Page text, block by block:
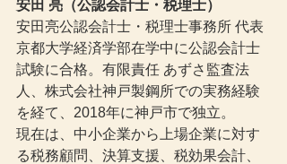
安田 亮（公認会計士・税理士）
安田亮公認会計士・税理士事務所 代表
京都大学経済学部在学中に公認会計士
試験に合格。有限責任 あずさ監査法
人、株式会社神戸製鋼所での実務経験
を経て、2018年に神戸市で独立。
現在は、中小企業から上場企業に対す
る税務顧問、決算支援、税効果会計、